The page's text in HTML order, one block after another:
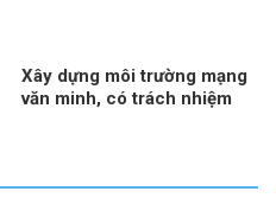
Xây dựng môi trường mạng
văn minh, có trách nhiệm